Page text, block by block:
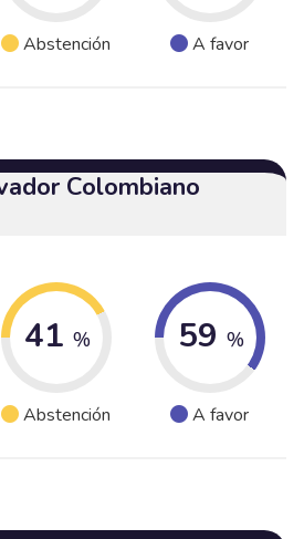
Abstención A favor
Colombiano
41 %
Abstención
59 %
A favor